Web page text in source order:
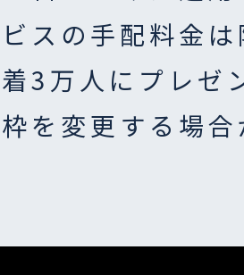
スの手配料金
着3万人にプレゼ
を変更する場